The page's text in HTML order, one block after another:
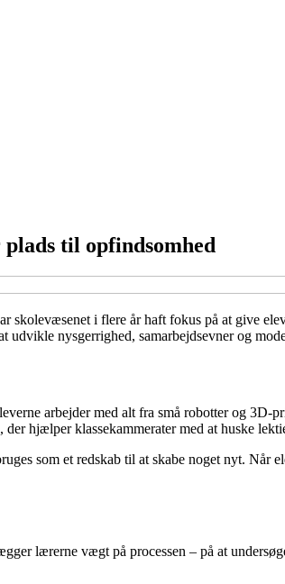
til opfindsomhed
i flere år haft fokus på at give
nysgerrighed, samarbejdsevner og
arbejder med alt fra små robotter og 3D-
hjælper klassekammerater med at huske
som et redskab til at skabe noget nyt. Når
lærerne vægt på processen – på at